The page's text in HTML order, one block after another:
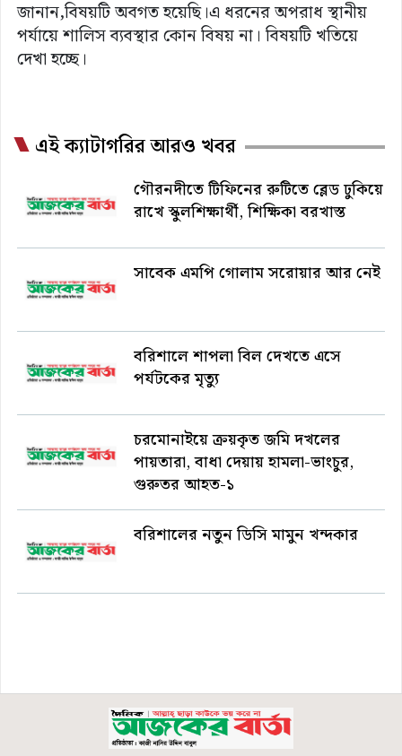
জানান,বিষয়টি অবগত হয়েছি।এ ধরনের অপরাধ স্থানীয়
পর্যায়ে শালিস ব্যবস্থার কোন বিষয় না। বিষয়টি খতিয়ে
দেখা হচ্ছে।
এই ক্যাটাগরির আরও খবর
গৌরনদীতে টিফিনের রুটিতে ব্লেড ঢুকিয়ে
রাখে স্কুলশিক্ষার্থী, শিক্ষিকা বরখাস্ত
সাবেক এমপি গোলাম সরোয়ার আর নেই
বরিশালে শাপলা বিল দেখতে এসে
পর্যটকের মৃত্যু
চরমোনাইয়ে ক্রয়কৃত জমি দখলের
পায়তারা, বাধা দেয়ায় হামলা-ভাংচুর,
গুরুতর আহত-১
বরিশালের নতুন ডিসি মামুন খন্দকার